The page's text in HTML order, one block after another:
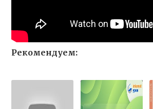
Рекомендуем: